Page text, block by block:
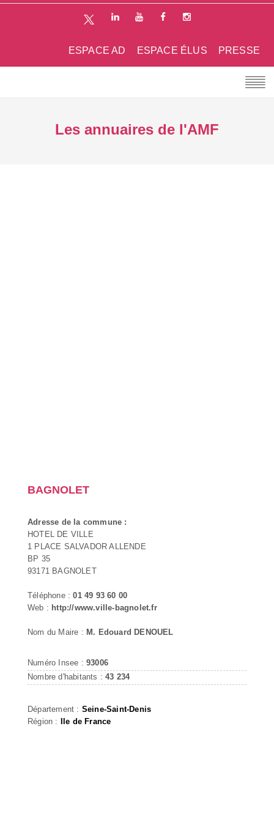
PRESSE
ESPACE ÉLUS
ESPACE AD
Les annuaires de l'AMF
BAGNOLET
Adresse de la commune :
HOTEL DE VILLE
1 PLACE SALVADOR ALLENDE
BP 35
93171 BAGNOLET
Téléphone :01 49 93 60 00
Web : http://www.ville-bagnolet.fr
Nom du Maire : M. Edouard DENOUEL
Numéro Insee : 93006
Nombre d'habitants :43 234
Département : Seine-Saint-Denis
Région : Ile de France